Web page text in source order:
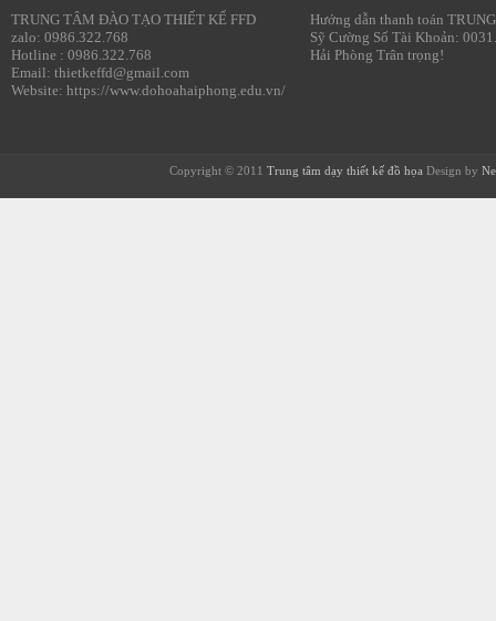
TRUNG TÂM ĐÀO TẠO THIẾT KẾ FFD
zalo: 0986.322.768
Hotline : 0986.322.768
Email: thietkeffd@gmail.com
Website: https://www.dohoahaiphong.edu.vn/
Hướng dẫn thanh toán
Sỹ Cường Số Tài Khoản:
Hải Phòng Trân trọng!
Copyright © 2011 Trung tâm dạy thiết kế đồ họa Design by